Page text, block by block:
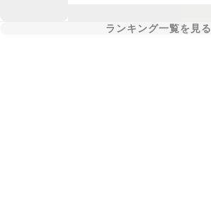
ランキング一覧を見る